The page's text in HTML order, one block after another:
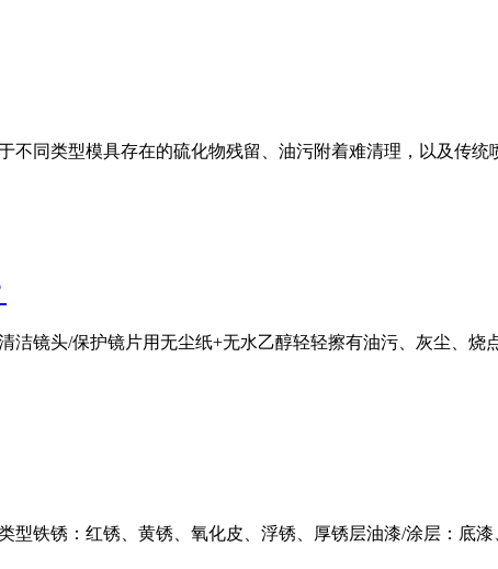
不同类型模具存在的硫化物残留、油污附着难清理，以及传
洁镜头/保护镜片用无尘纸+无水乙醇轻轻擦有油污、灰尘、
铁锈：红锈、黄锈、氧化皮、浮锈、厚锈层油漆/涂层：底